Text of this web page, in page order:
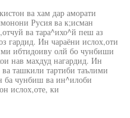
ва хам дар аморати
Русия ва к;исман
ва тара^ихо^й пеш аз
гардид. Ин чараёни ислох,оти
ибтидоиву олй бо чунбиши
нав махдуд нагардид. Ин
ташкили тартиби таълими
ба чунбиш ва ин^илоби
ислох,оте, ки